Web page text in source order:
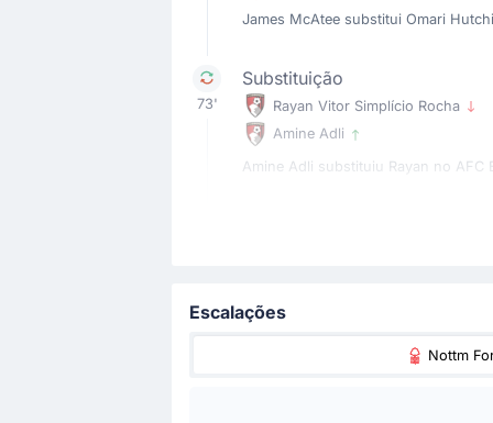
James McAtee substitui Omari
73'
Substituição
Rayan Vitor Simplício Rocha
Amine Adli
Amine Adli substituiu Rayan no
Enes Unal substituiu Evanilson no
Escalações
Nottm